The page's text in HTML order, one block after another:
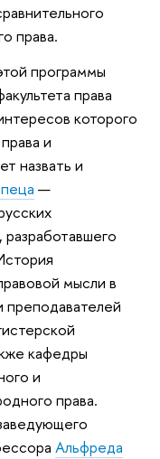
права.
программы
права
которого
и
назвать и
—
мысли в
кафедры
и
права.
Альфреда